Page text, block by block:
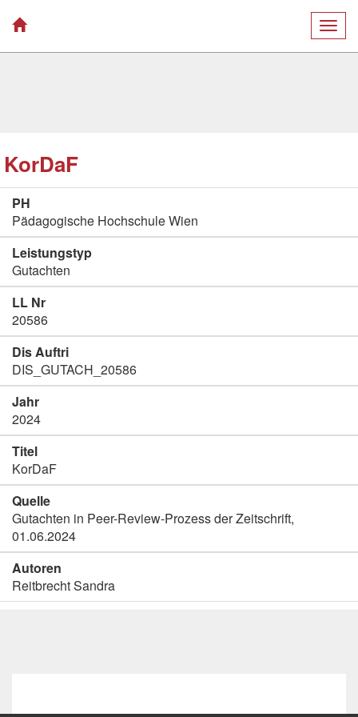
KorDaF
PH
Pädagogische Hochschule Wien
Leistungstyp
Gutachten
LL Nr
20586
Dis Auftri
DIS_GUTACH_20586
Jahr
2024
Titel
KorDaF
Quelle
Gutachten in Peer-Review-Prozess der Zeitschrift,
01.06.2024
Autoren
Reitbrecht Sandra